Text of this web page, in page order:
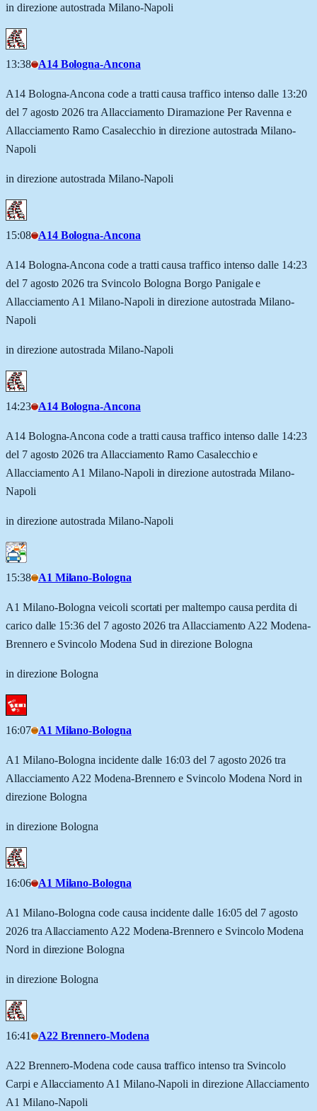
in direzione autostrada Milano-Napoli
13:38 A14 Bologna-Ancona
A14 Bologna-Ancona code a tratti causa traffico intenso dalle 13:20
del 7 agosto 2026 tra Allacciamento Diramazione Per Ravenna e
Allacciamento Ramo Casalecchio in direzione autostrada Milano-
Napoli
in direzione autostrada Milano-Napoli
15:08 A14 Bologna-Ancona
A14 Bologna-Ancona code a tratti causa traffico intenso dalle 14:23
del 7 agosto 2026 tra Svincolo Bologna Borgo Panigale e
Allacciamento A1 Milano-Napoli in direzione autostrada Milano-
Napoli
in direzione autostrada Milano-Napoli
14:23 A14 Bologna-Ancona
A14 Bologna-Ancona code a tratti causa traffico intenso dalle 14:23
del 7 agosto 2026 tra Allacciamento Ramo Casalecchio e
Allacciamento A1 Milano-Napoli in direzione autostrada Milano-
Napoli
in direzione autostrada Milano-Napoli
15:38 A1 Milano-Bologna
A1 Milano-Bologna veicoli scortati per maltempo causa perdita di
carico dalle 15:36 del 7 agosto 2026 tra Allacciamento A22 Modena-
Brennero e Svincolo Modena Sud in direzione Bologna
in direzione Bologna
16:07 A1 Milano-Bologna
A1 Milano-Bologna incidente dalle 16:03 del 7 agosto 2026 tra
Allacciamento A22 Modena-Brennero e Svincolo Modena Nord in
direzione Bologna
in direzione Bologna
16:06 A1 Milano-Bologna
A1 Milano-Bologna code causa incidente dalle 16:05 del 7 agosto
2026 tra Allacciamento A22 Modena-Brennero e Svincolo Modena
Nord in direzione Bologna
in direzione Bologna
16:41 A22 Brennero-Modena
A22 Brennero-Modena code causa traffico intenso tra Svincolo
Carpi e Allacciamento A1 Milano-Napoli in direzione Allacciamento
A1 Milano-Napoli